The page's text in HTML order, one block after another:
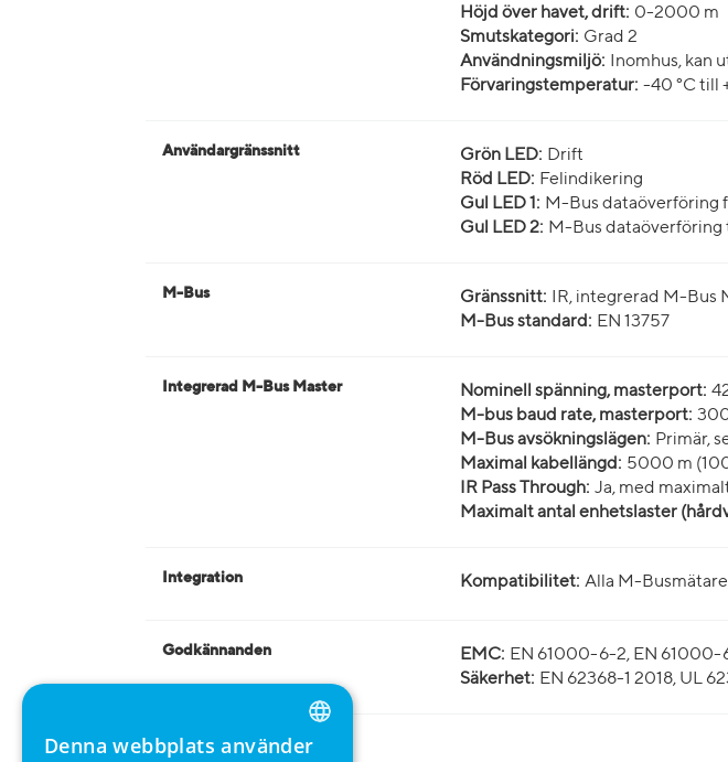
Höjd över havet, drift: 0-2000 m
Smutskategori: Grad 2
Användningsmiljö:
Inomhus, kan
Förvaringstemperatur: -40 °C till
Användargränssnitt Grön LED: Drift
Röd LED: Felindikering
Gul LED 1: M-Bus dataöverföring
Gul LED 2: M-Bus dataöverföring
M-Bus Gränssnitt:
IR, integrerad M-Bus
M-Bus standard: EN 13757
Integrerad M-Bus Master Nominell spänning, masterport:
M-bus baud rate, masterport:
M-Bus avsökningslägen: Primär,
Maximal kabellängd: 5000 m
IR Pass Through: Ja, med
Maximalt antal enhetslaster
Integration Kompatibilitet: Alla M-
Godkännanden EMC: EN 61000-6-2, EN 61000-
Säkerhet: EN 62368-1 2018, UL
ENGLISH
Denna webbplats använder